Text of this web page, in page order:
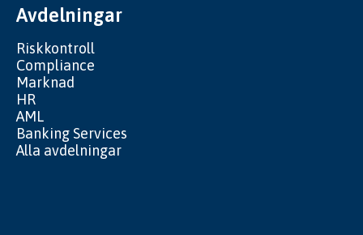
Avdelningar
Riskkontroll
Compliance
Marknad
HR
AML
Banking Services
Alla avdelningar